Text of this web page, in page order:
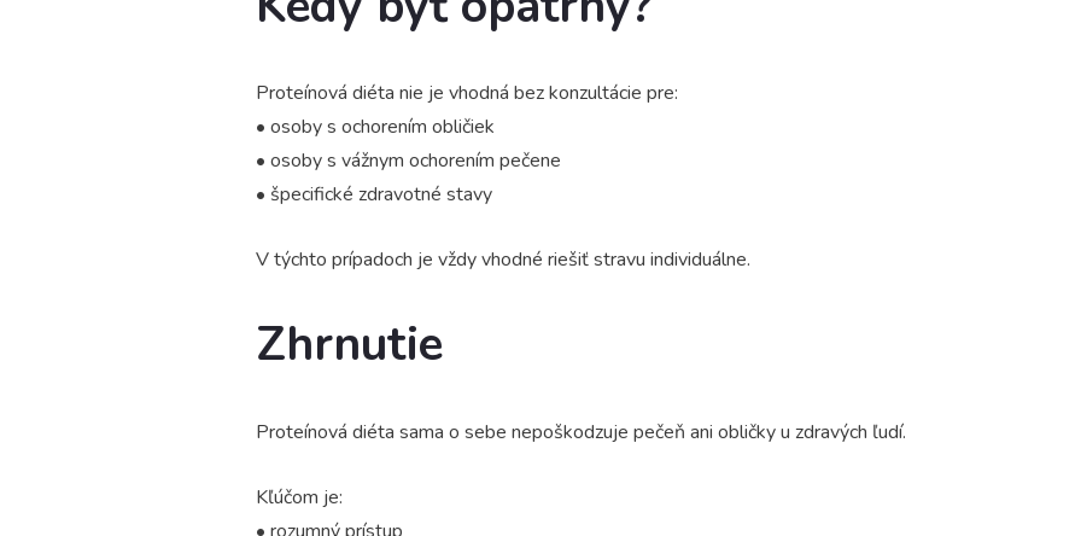
Proteínová diéta nie je vhodná bez konzultácie pre:
• osoby s ochorením obličiek
• osoby s vážnym ochorením pečene
• špecifické zdravotné stavy
V týchto prípadoch je vždy vhodné riešiť stravu individuálne.
Zhrnutie
Proteínová diéta sama o sebe nepoškodzuje pečeň ani obličky u zdravých ľudí.
Kľúčom je: